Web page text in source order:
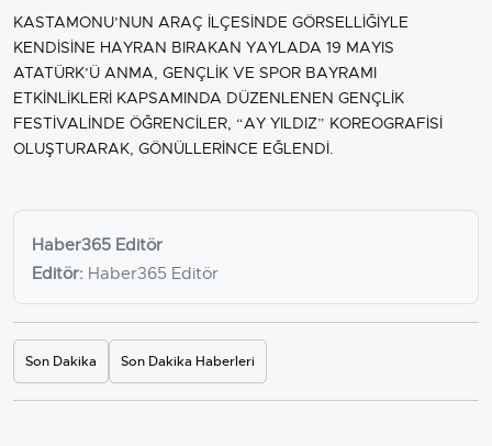
KASTAMONU’NUN ARAÇ İLÇESİNDE GÖRSELLİĞİYLE
KENDİSİNE HAYRAN BIRAKAN YAYLADA 19 MAYIS
ATATÜRK’Ü ANMA, GENÇLİK VE SPOR BAYRAMI
ETKİNLİKLERİ KAPSAMINDA DÜZENLENEN GENÇLİK
FESTİVALİNDE ÖĞRENCİLER, “AY YILDIZ” KOREOGRAFİSİ
OLUŞTURARAK, GÖNÜLLERİNCE EĞLENDİ.
Haber365 Editör
Editör: Haber365 Editör
Son Dakika Son Dakika Haberleri